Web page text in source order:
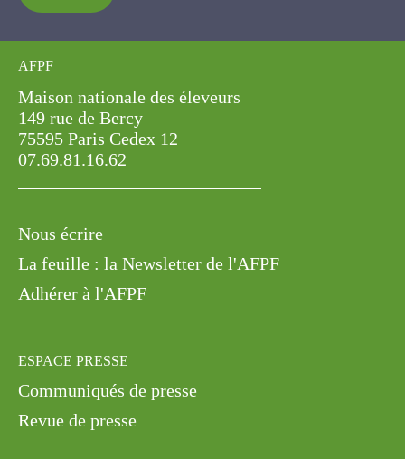
AFPF
Maison nationale des éleveurs
149 rue de Bercy
75595 Paris Cedex 12
07.69.81.16.62
Nous écrire
La feuille : la Newsletter de l'AFPF
Adhérer à l'AFPF
ESPACE PRESSE
Communiqués de presse
Revue de presse